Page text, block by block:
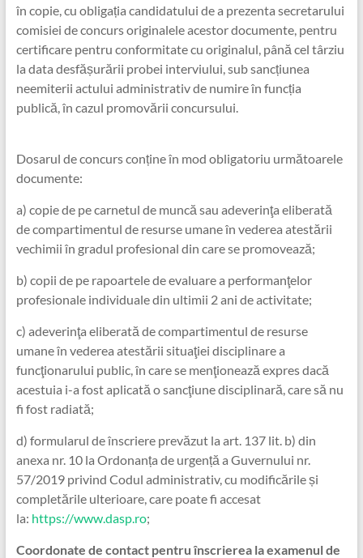
în copie, cu obligația candidatului de a prezenta secretarului
comisiei de concurs originalele acestor documente, pentru
certificare pentru conformitate cu originalul, până cel târziu
la data desfășurării probei interviului, sub sancțiunea
neemiterii actului administrativ de numire în funcția
publică, în cazul promovării concursului.
Dosarul de concurs conține în mod obligatoriu următoarele
documente:
a) copie de pe carnetul de muncă sau adeverinţa eliberată
de compartimentul de resurse umane în vederea atestării
vechimii în gradul profesional din care se promovează;
b) copii de pe rapoartele de evaluare a performanţelor
profesionale individuale din ultimii 2 ani de activitate;
c) adeverinţa eliberată de compartimentul de resurse
umane în vederea atestării situaţiei disciplinare a
funcţionarului public, în care se menţionează expres dacă
acestuia i-a fost aplicată o sancţiune disciplinară, care să nu
fi fost radiată;
d) formularul de înscriere prevăzut la art. 137 lit. b) din
anexa nr. 10 la Ordonanța de urgență a Guvernului nr.
57/2019 privind Codul administrativ, cu modificările și
completările ulterioare, care poate fi accesat
la: https://www.dasp.ro;
Coordonate de contact pentru înscrierea la examenul de